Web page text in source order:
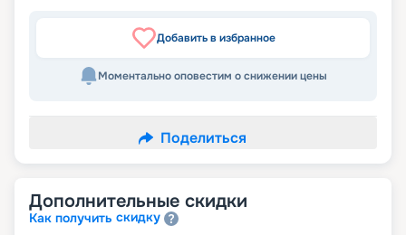
Добавить в избранное
Моментально оповестим о снижении цены
Поделиться
Дополнительные скидки
Как получить скидку